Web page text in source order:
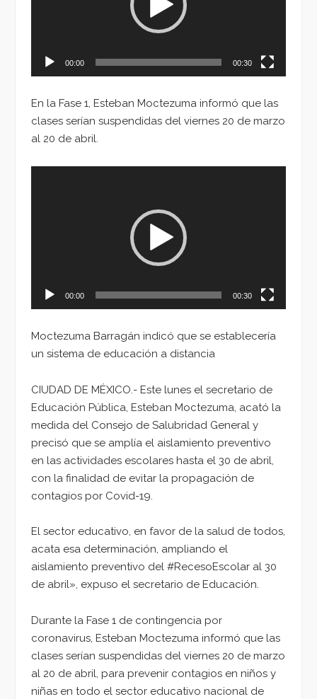
00:00 00:30
En la Fase 1, Esteban Moctezuma informó que las
clases serían suspendidas del viernes 20 de marzo
al 20 de abril.
00:00 00:30
Moctezuma Barragán indicó que se establecería
un sistema de educación a distancia
CIUDAD DE MÉXICO.- Este lunes el secretario de
Educación Pública, Esteban Moctezuma, acató la
medida del Consejo de Salubridad General y
precisó que se amplía el aislamiento preventivo
en las actividades escolares hasta el 30 de abril,
con la finalidad de evitar la propagación de
contagios por Covid-19.
El sector educativo, en favor de la salud de todos,
acata esa determinación, ampliando el
aislamiento preventivo del #RecesoEscolar al 30
de abril», expuso el secretario de Educación.
Durante la Fase 1 de contingencia por
coronavirus, Esteban Moctezuma informó que las
clases serían suspendidas del viernes 20 de marzo
al 20 de abril, para prevenir contagios en niños y
niñas en todo el sector educativo nacional de